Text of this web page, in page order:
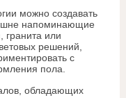
можно создавать
напоминающие
гранита или
решений,
с
пола.
обладающих